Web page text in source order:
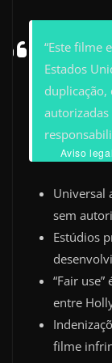
“Este filme
Estados
Aviso
Universal
sem
Estúdios
“Fair
entre
filme